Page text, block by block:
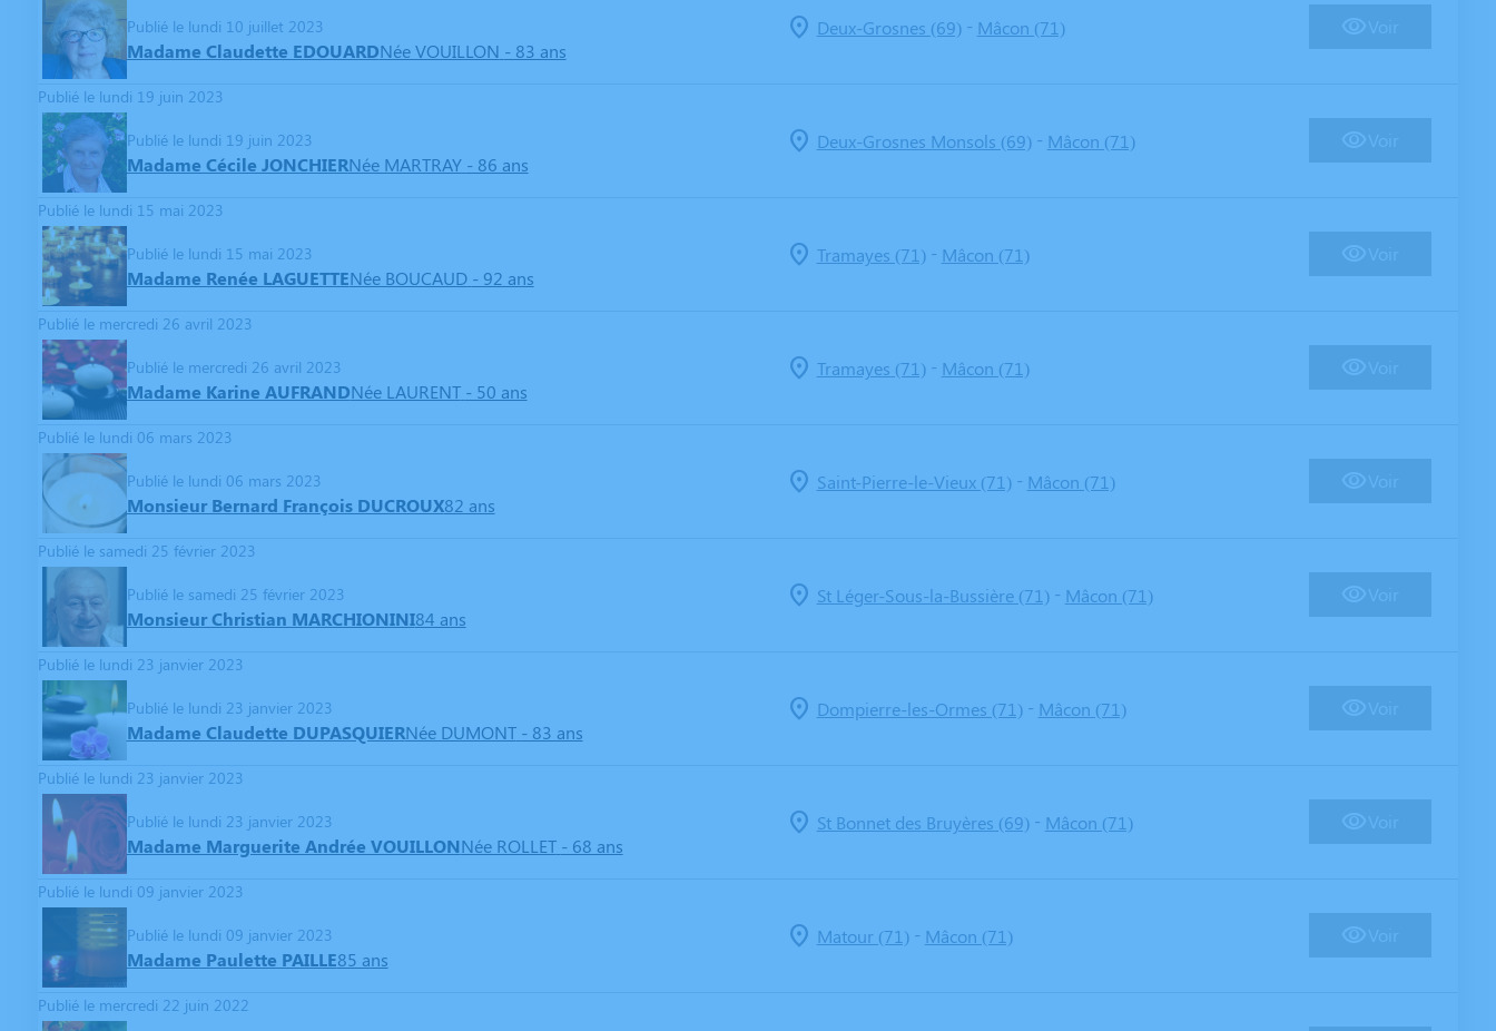
Publié le lundi 10 juillet 2023
Madame Claudette EDOUARDNée VOUILLON - 83 ans
Deux-Grosnes (69)- Mâcon (71)
Publié le lundi 19 juin 2023
Publié le lundi 19 juin 2023
Madame Cécile JONCHIERNée MARTRAY - 86 ans
Deux-Grosnes Monsols (69)- Mâcon (71)
Publié le lundi 15 mai 2023
Publié le lundi 15 mai 2023
Madame Renée LAGUETTENée BOUCAUD - 92 ans
Tramayes (71)- Mâcon (71)
Publié le mercredi 26 avril 2023
Publié le mercredi 26 avril 2023
Madame Karine AUFRANDNée LAURENT - 50 ans
Tramayes (71)- Mâcon (71)
Publié le lundi 06 mars 2023
Publié le lundi 06 mars 2023
Monsieur Bernard François DUCROUX82 ans
Saint-Pierre-le-Vieux (71)- Mâcon (71)
Publié le samedi 25 février 2023
Publié le samedi 25 février 2023
Monsieur Christian MARCHIONINI84 ans
St Léger-Sous-la-Bussière (71)- Mâcon (71)
Publié le lundi 23 janvier 2023
Publié le lundi 23 janvier 2023
Madame Claudette DUPASQUIERNée DUMONT - 83 ans
Dompierre-les-Ormes (71)- Mâcon (71)
Publié le lundi 23 janvier 2023
Publié le lundi 23 janvier 2023
Madame Marguerite Andrée VOUILLONNée ROLLET - 68 ans
St Bonnet des Bruyères (69)- Mâcon (71)
Publié le lundi 09 janvier 2023
Publié le lundi 09 janvier 2023
Madame Paulette PAILLE85 ans
Matour (71)- Mâcon (71)
Publié le mercredi 22 juin 2022